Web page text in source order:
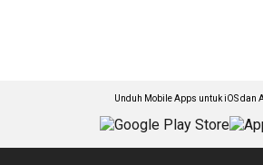
Unduh Mobile Apps untuk iOS dan